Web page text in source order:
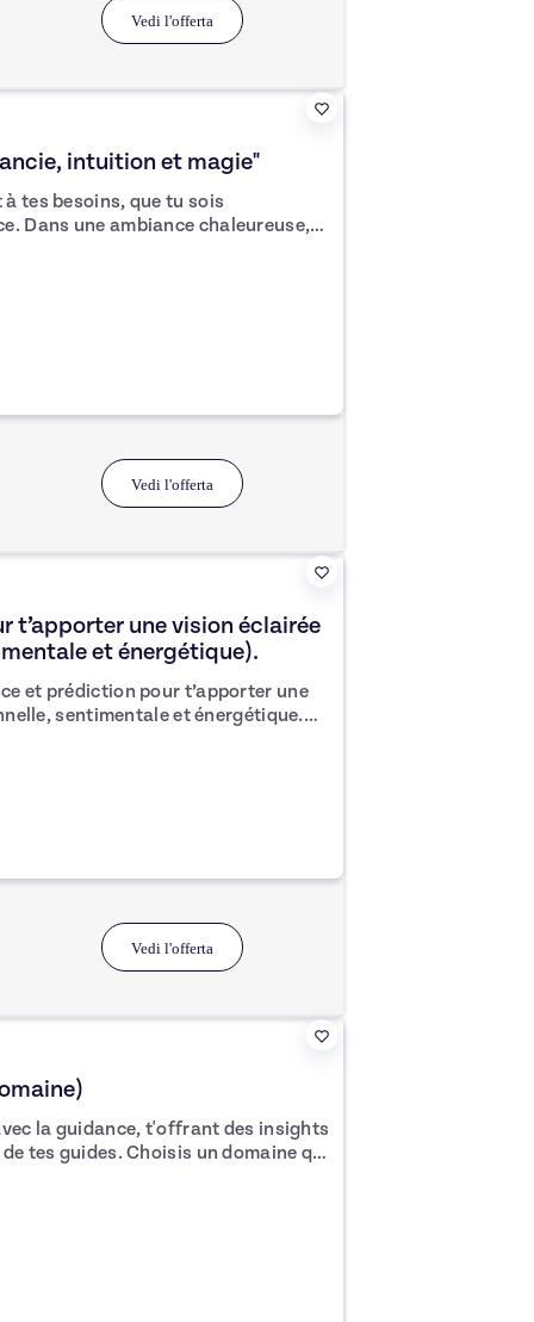
Vedi l'offerta
intuition et magie"
tes besoins, que tu sois
Dans une ambiance chaleureuse,
personnalisé pour toi en
Vedi l'offerta
t’apporter une vision éclairée
et énergétique).
et prédiction pour t’apporter une
sentimentale et énergétique.
personne est invité à mettre en
Vedi l'offerta
la guidance, t'offrant des insights
un domaine qui